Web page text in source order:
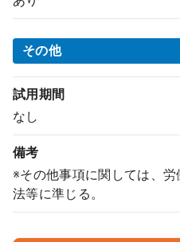
その他
試用期間
なし
備考
※その他事項に関しては、
法等に準じる。